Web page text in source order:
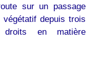
sur un passage
depuis trois
en matière